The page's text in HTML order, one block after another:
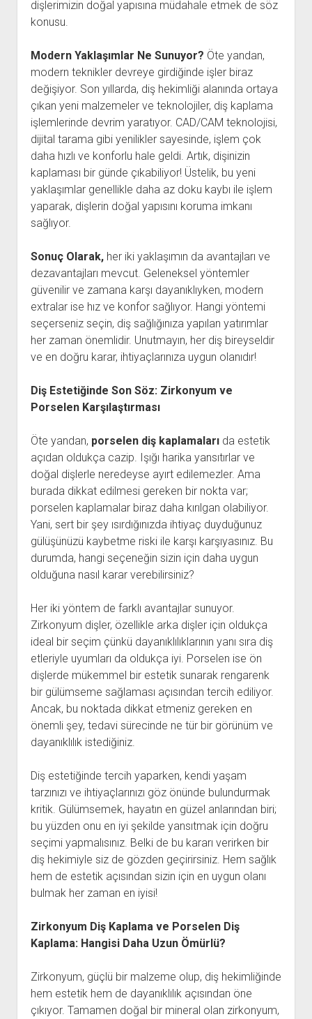
dişlerimizin doğal yapısına müdahale etmek de söz
konusu.
Modern Yaklaşımlar Ne Sunuyor? Öte yandan,
modern teknikler devreye girdiğinde işler biraz
değişiyor. Son yıllarda, diş hekimliği alanında ortaya
çıkan yeni malzemeler ve teknolojiler, diş kaplama
işlemlerinde devrim yaratıyor. CAD/CAM teknolojisi,
dijital tarama gibi yenilikler sayesinde, işlem çok
daha hızlı ve konforlu hale geldi. Artık, dişinizin
kaplaması bir günde çıkabiliyor! Üstelik, bu yeni
yaklaşımlar genellikle daha az doku kaybı ile işlem
yaparak, dişlerin doğal yapısını koruma imkanı
sağlıyor.
Sonuç Olarak,her iki yaklaşımın da avantajları ve
dezavantajları mevcut. Geleneksel yöntemler
güvenilir ve zamana karşı dayanıklıyken, modern
extralar ise hız ve konfor sağlıyor. Hangi yöntemi
seçerseniz seçin, diş sağlığınıza yapılan yatırımlar
her zaman önemlidir. Unutmayın, her diş bireyseldir
ve en doğru karar, ihtiyaçlarınıza uygun olanıdır!
Diş Estetiğinde Son Söz: Zirkonyum ve
Porselen Karşılaştırması
Öte yandan, porselen diş kaplamalarıda estetik
açıdan oldukça cazip. Işığı harika yansıtırlar ve
doğal dişlerle neredeyse ayırt edilemezler. Ama
burada dikkat edilmesi gereken bir nokta var;
porselen kaplamalar biraz daha kırılgan olabiliyor.
Yani, sert bir şey ısırdığınızda ihtiyaç duyduğunuz
gülüşünüzü kaybetme riski ile karşı karşıyasınız. Bu
durumda, hangi seçeneğin sizin için daha uygun
olduğuna nasıl karar verebilirsiniz?
Her iki yöntem de farklı avantajlar sunuyor.
Zirkonyum dişler, özellikle arka dişler için oldukça
ideal bir seçim çünkü dayanıklılıklarının yanı sıra diş
etleriyle uyumları da oldukça iyi. Porselen ise ön
dişlerde mükemmel bir estetik sunarak rengarenk
bir gülümseme sağlaması açısından tercih ediliyor.
Ancak, bu noktada dikkat etmeniz gereken en
önemli şey, tedavi sürecinde ne tür bir görünüm ve
dayanıklılık istediğiniz.
Diş estetiğinde tercih yaparken, kendi yaşam
tarzınızı ve ihtiyaçlarınızı göz önünde bulundurmak
kritik. Gülümsemek, hayatın en güzel anlarından biri;
bu yüzden onu en iyi şekilde yansıtmak için doğru
seçimi yapmalısınız. Belki de bu kararı verirken bir
diş hekimiyle siz de gözden geçirirsiniz. Hem sağlık
hem de estetik açısından sizin için en uygun olanı
bulmak her zaman en iyisi!
Zirkonyum Diş Kaplama ve Porselen Diş
Kaplama: Hangisi Daha Uzun Ömürlü?
Zirkonyum, güçlü bir malzeme olup, diş hekimliğinde
hem estetik hem de dayanıklılık açısından öne
çıkıyor. Tamamen doğal bir mineral olan zirkonyum,